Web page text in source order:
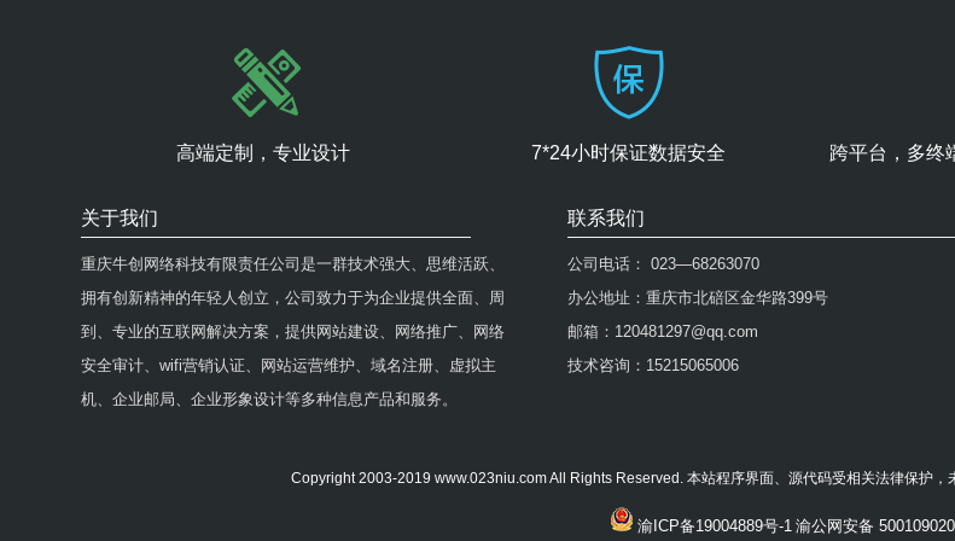
高端定制，专业设计 7*24小时保证数据安全 跨平台，多终
关于我们
重庆牛创网络科技有限责任公司是一群技术强大、思维活跃、
拥有创新精神的年轻人创立，公司致力于为企业提供全面、周
到、专业的互联网解决方案，提供网站建设、网络推广、网络
安全审计、wifi营销认证、网站运营维护、域名注册、虚拟主
机、企业邮局、企业形象设计等多种信息产品和服务。
联系我们
公司电话： 023—68263070
办公地址：重庆市北碚区金华路399号
邮箱：120481297@qq.com
技术咨询：15215065006
Copyright 2003-2019 www.023niu.com All Rights Reserved. 本站程序界面、源代码受相关法律保护，
渝ICP备19004889号-1 渝公网安备